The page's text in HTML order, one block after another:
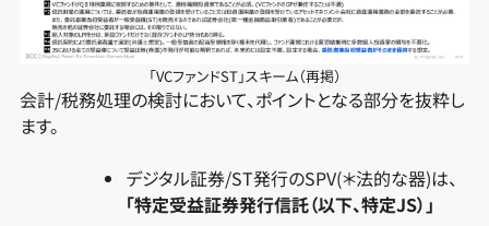
「VCファンドST」スキーム（再掲）
会計/税務処理の検討において、ポイントとなる部分を抜粋し
ます。
デジタル証券/ST発行のSPV(＊法的な器)は、
「特定受益証券発行信託（以下、特定JS）」